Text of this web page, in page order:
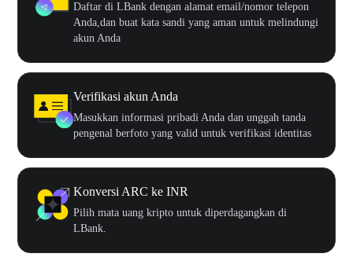
Daftar di LBank dengan alamat email/nomor telepon
Anda,dan buat kata sandi yang aman untuk melindungi
akun Anda
Verifikasi akun Anda
Masukkan informasi pribadi Anda dan unggah tanda
pengenal berfoto yang valid untuk verifikasi identitas
Konversi ARC ke INR
Pilih mata uang kripto untuk diperdagangkan di
LBank.